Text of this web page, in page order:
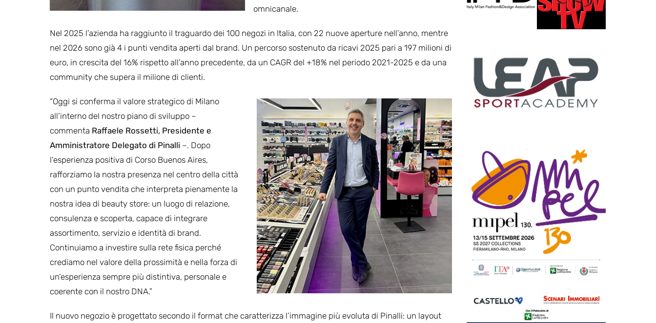
omnicanale.
Nel 2025 l’azienda ha raggiunto il traguardo dei 100 negozi in Italia, con 22 nuove aperture nell’anno, mentre
nel 2026 sono già 4 i punti vendita aperti dal brand. Un percorso sostenuto da ricavi 2025 pari a 197 milioni di
euro, in crescita del 16% rispetto all’anno precedente, da un CAGR del +18% nel periodo 2021-2025 e da una
community che supera il milione di clienti.
“Oggi si conferma il valore strategico di Milano
all’interno del nostro piano di sviluppo –
commenta Raffaele Rossetti, Presidente e
Amministratore Delegato di Pinalli –. Dopo
l’esperienza positiva di Corso Buenos Aires,
rafforziamo la nostra presenza nel centro della città
con un punto vendita che interpreta pienamente la
nostra idea di beauty store: un luogo di relazione,
consulenza e scoperta, capace di integrare
assortimento, servizio e identità di brand.
Continuiamo a investire sulla rete fisica perché
crediamo nel valore della prossimità e nella forza di
un’esperienza sempre più distintiva, personale e
coerente con il nostro DNA.”
Il nuovo negozio è progettato secondo il format che caratterizza l’immagine più evoluta di Pinalli: un layout